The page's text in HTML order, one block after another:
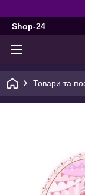
Shop-24
Товари та